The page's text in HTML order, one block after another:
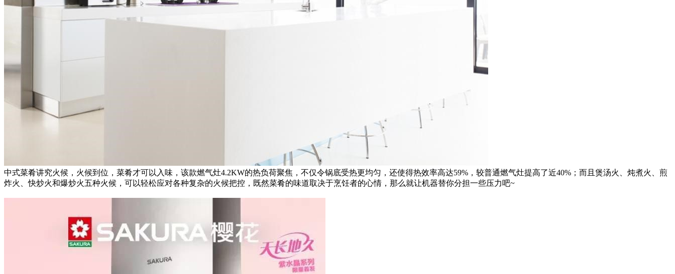
中式菜肴讲究火候，火候到位，菜肴才可以入味，该款燃气灶4.2KW的热负荷聚焦，不仅令锅底受热更均匀，还使得热效率高达59%，较普通燃气灶提高了近40%；而且煲汤火、炖煮火、煎
炸火、快炒火和爆炒火五种火候，可以轻松应对各种复杂的火候把控，既然菜肴的味道取决于烹饪者的心情，那么就让机器替你分担一些压力吧~